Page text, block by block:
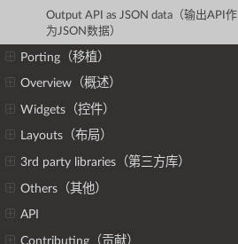
Output API as JSON data（输出API作
为JSON数据）
Porting（移植）
Overview（概述）
Widgets（控件）
Layouts（布局）
3rd party libraries（第三方库）
Others（其他）
API
Contributing（贡献）